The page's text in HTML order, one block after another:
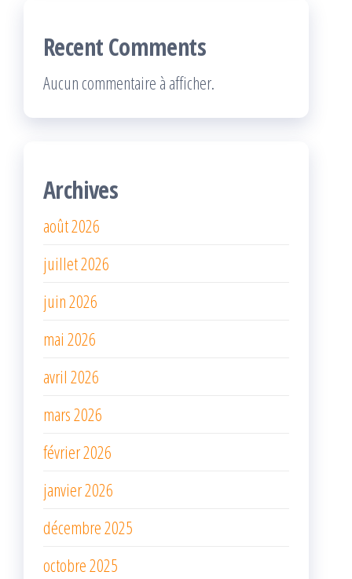
Recent Comments
Aucun commentaire à afficher.
Archives
août 2026
juillet 2026
juin 2026
mai 2026
avril 2026
mars 2026
février 2026
janvier 2026
décembre 2025
octobre 2025